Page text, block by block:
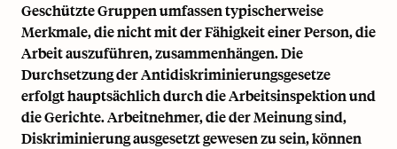
Geschützte Gruppen umfassen typischerweise
Merkmale, die nicht mit der Fähigkeit einer Person, die
Arbeit auszuführen, zusammenhängen. Die
Durchsetzung der Antidiskriminierungsgesetze
erfolgt hauptsächlich durch dieArbeitsinspektionund
die Gerichte. Arbeitnehmer, die der Meinung sind,
Diskriminierung ausgesetzt gewesen zu sein, können